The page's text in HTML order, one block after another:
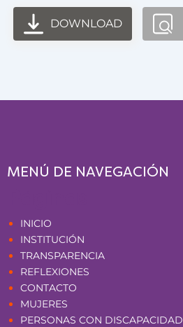
DOWNLOAD
MENÚ DE NAVEGACIÓN
INICIO
INSTITUCIÓN
TRANSPARENCIA
REFLEXIONES
CONTACTO
MUJERES
PERSONAS CON DISCAPACIDAD